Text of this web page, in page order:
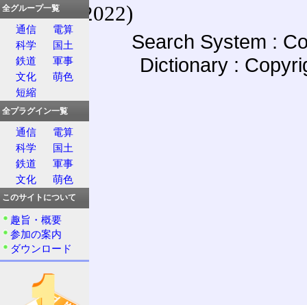
(27-May-2022)
Search System :
Dictionary :
全グループ一覧
通信
電算
科学
国土
鉄道
軍事
文化
萌色
短縮
全プラグイン一覧
通信
電算
科学
国土
鉄道
軍事
文化
萌色
このサイトについて
趣旨・概要
参加の案内
ダウンロード